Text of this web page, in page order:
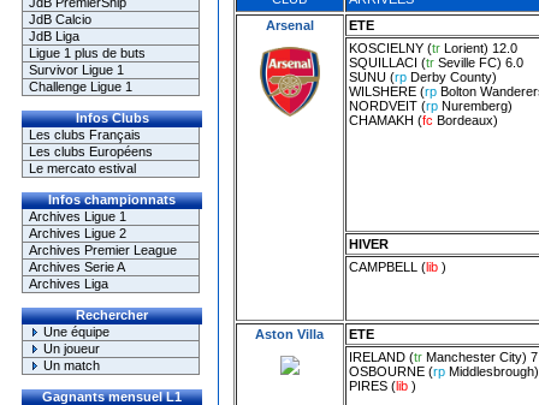
JdB Calcio
JdB Liga
Ligue 1 plus de buts
Survivor Ligue 1
Challenge Ligue 1
Infos Clubs
Les clubs Français
Les clubs Européens
Le mercato estival
Infos championnats
Archives Ligue 1
Archives Ligue 2
Archives Premier League
Archives Serie A
Archives Liga
Rechercher
Une équipe
Un joueur
Un match
Gagnants mensuel L1
Arsenal
ETE
KOSCIELNY(tr Lorient) 12.0
SQUILLACI (tr Seville FC) 6.0
SUNU(rp Derby County)
WILSHERE(rp Bolton
NORDVEIT(rp Nuremberg)
CHAMAKH (fc Bordeaux)
HIVER
CAMPBELL (lib )
Aston Villa
ETE
IRELAND(tr Manchester City)
OSBOURNE(rp Middlesbrough)
PIRES(lib )